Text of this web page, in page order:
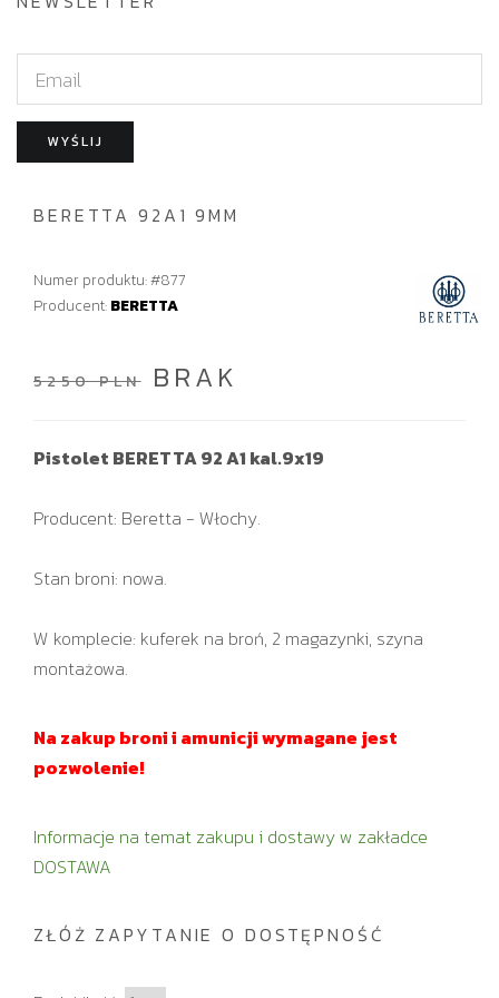
m
a
i
WYŚLIJ
BERETTA 92A1 9MM
Numer produktu: #877
Producent: BERETTA
5250 PLNBRAK
Pistolet BERETTA 92 A1 kal.9x19
Producent: Beretta - Włochy.
Stan broni: nowa.
W komplecie: kuferek na broń, 2 magazynki, szyna
montażowa.
Na zakup broni i amunicji wymagane jest
pozwolenie!
Informacje na temat zakupu i dostawy w zakładce
DOSTAWA
ZŁÓŻ ZAPYTANIE O DOSTĘPNOŚĆ